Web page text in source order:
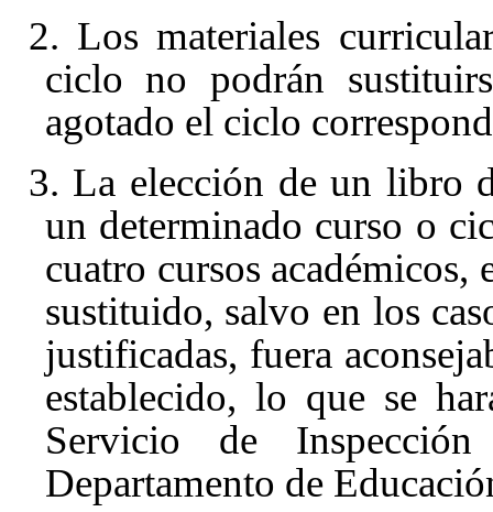
2. Los materiales
ciclo no podrán
agotado el ciclo
3. La elección de un libro
un determinado curso o
cuatro cursos
sustituido, salvo en los
justificadas, fuera
establecido, lo que se
Servicio de
Departamento de